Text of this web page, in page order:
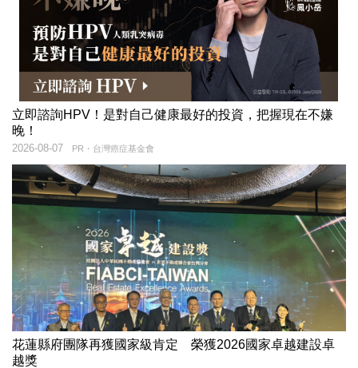
立即諮詢HPV！是對自己健康最好的投資，把握現在不嫌
晚！
PR・台灣癌症基金會
2026-08-07
花蓮縣府團隊再獲國家級肯定 榮獲2026國家卓越建設卓
越獎